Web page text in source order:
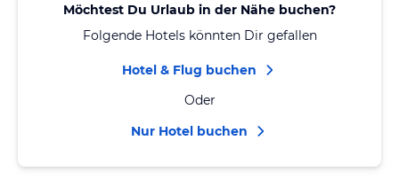
Möchtest Du Urlaub in der Nähe buchen?
Folgende Hotels könnten Dir gefallen
Hotel & Flug buchen
Oder
Nur Hotel buchen